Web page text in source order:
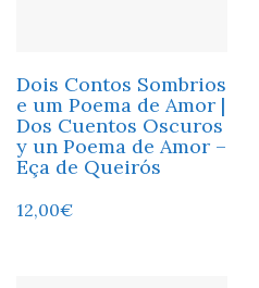
Dois Contos Sombrios
e um Poema de Amor |
Dos Cuentos Oscuros
y un Poema de Amor –
Eça de Queirós
12,00€